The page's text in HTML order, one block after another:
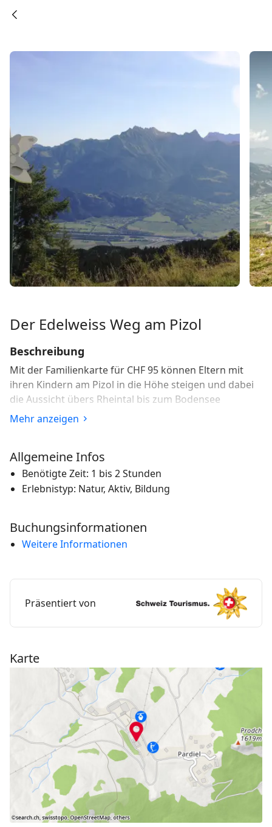
Der Edelweiss Weg am Pizol
Beschreibung
Mit der Familienkarte für CHF 95 können Eltern mit
ihren Kindern am Pizol in die Höhe steigen und dabei
die Aussicht übers Rheintal bis zum Bodensee
geniessen.
Edelweiss Wegesfolgen und dabei alles über die
schönen Blumen lernen, die symbolisch für die
Schweiz stehen. Der Weg bietet mit seinen
Aussichtspunkten auf Rheintal und Bodensee sowie
Alpenkörben eine wunderbare Möglichkeit für Zeit mit
der Familie oder für einen schönen
Mehr anzeigen
Allgemeine Infos
Benötigte Zeit: 1 bis 2 Stunden
Erlebnistyp: Natur, Aktiv, Bildung
Buchungsinformationen
Weitere Informationen
Präsentiert von
Karte